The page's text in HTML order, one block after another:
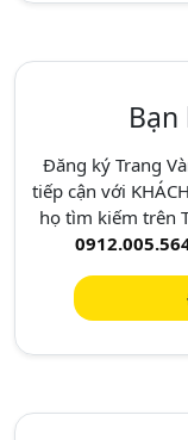
Đăng ký Trang
tiếp cận với
họ tìm kiếm trên